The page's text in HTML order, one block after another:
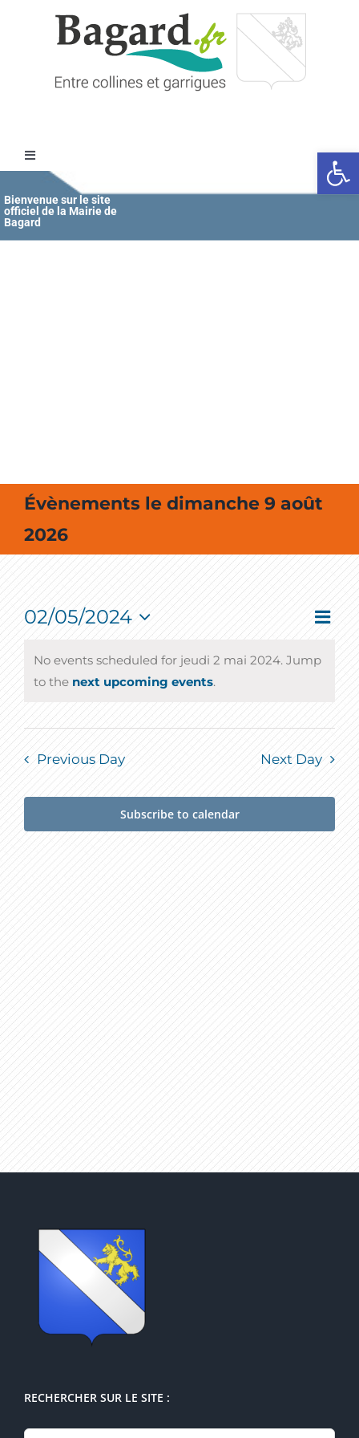
Ouvrir
Toggle
Navigation
Accueil
Bienvenue sur le site
officiel de la Mairie de
Bagard
Évènements le dimanche 9 août
2026
Event
Jour
02/05/2024
Select
date.
No events scheduled for jeudi 2 mai 2024. Jump
to the next upcoming events.
Previous Day Next Day
Subscribe to calendar
RECHERCHER SUR LE SITE :